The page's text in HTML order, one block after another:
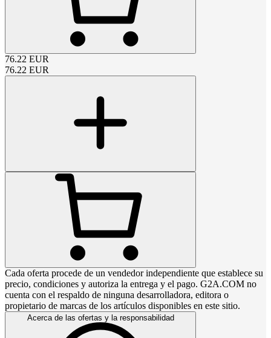
76.22 EUR
76.22 EUR
Cada oferta procede de un vendedor independiente que establece su
precio, condiciones y autoriza la entrega y el pago. G2A.COM no
cuenta con el respaldo de ninguna desarrolladora, editora o
propietario de marcas de los artículos disponibles en este sitio.
Acerca de las ofertas y la responsabilidad